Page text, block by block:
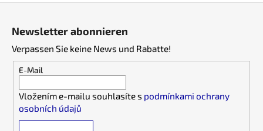
r
e
m
Newsletter abonnieren
Verpassen Sie keine News und Rabatte!
E-Mail
Vložením e-mailu souhlasíte s podmínkami ochrany
osobních údajů